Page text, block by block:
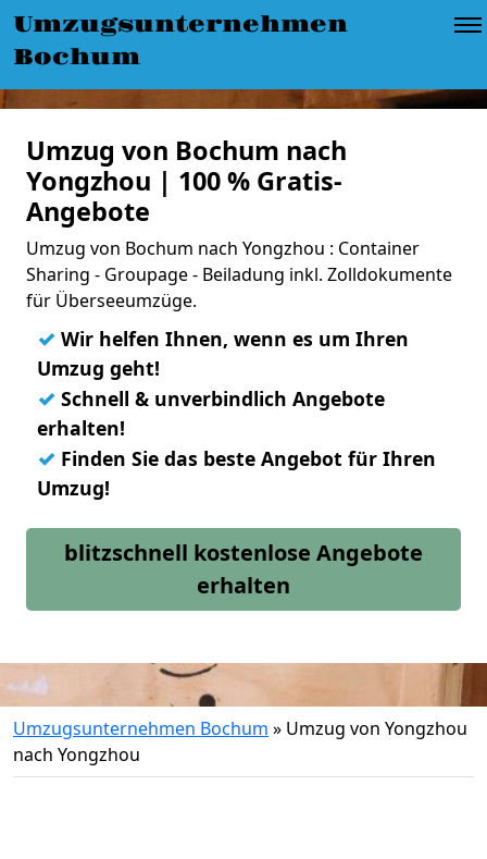
Umzugsunternehmen
Bochum
Umzug von Bochum nach
Yongzhou | 100 % Gratis-
Angebote
Umzug von Bochum nach Yongzhou : Container
Sharing - Groupage - Beiladung inkl. Zolldokumente
für Überseeumzüge.
✓ Wir helfen Ihnen, wenn es um Ihren
Umzug geht!
✓ Schnell & unverbindlich Angebote
erhalten!
✓ Finden Sie das beste Angebot für Ihren
Umzug!
blitzschnell kostenlose Angebote
erhalten
Umzugsunternehmen Bochum » Umzug von Yongzhou
nach Yongzhou